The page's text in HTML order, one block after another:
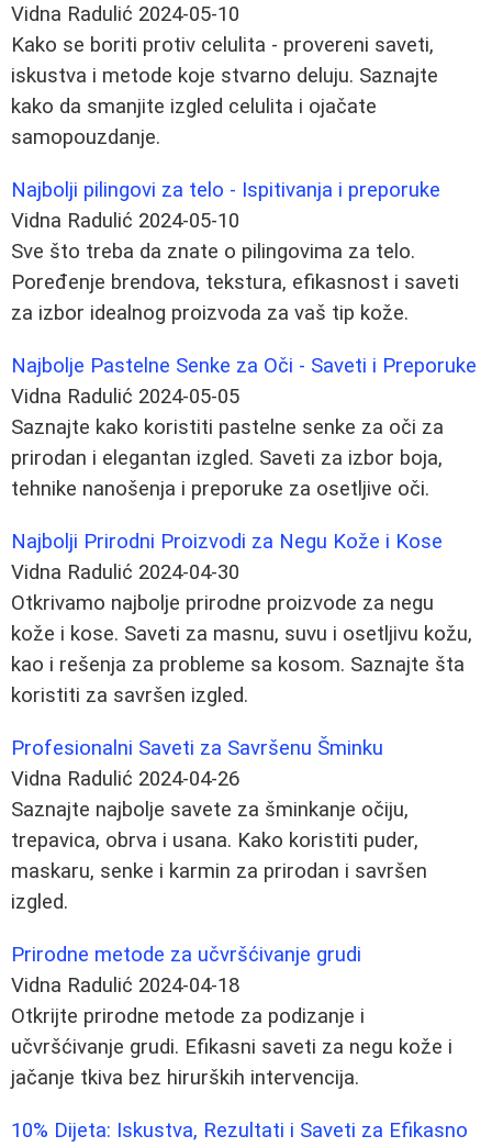
Vidna Radulić 2024-05-10
Kako se boriti protiv celulita - provereni saveti,
iskustva i metode koje stvarno deluju. Saznajte
kako da smanjite izgled celulita i ojačate
samopouzdanje.
Najbolji pilingovi za telo - Ispitivanja i preporuke
Vidna Radulić 2024-05-10
Sve što treba da znate o pilingovima za telo.
Poređenje brendova, tekstura, efikasnost i saveti
za izbor idealnog proizvoda za vaš tip kože.
Najbolje Pastelne Senke za Oči - Saveti i Preporuke
Vidna Radulić 2024-05-05
Saznajte kako koristiti pastelne senke za oči za
prirodan i elegantan izgled. Saveti za izbor boja,
tehnike nanošenja i preporuke za osetljive oči.
Najbolji Prirodni Proizvodi za Negu Kože i Kose
Vidna Radulić 2024-04-30
Otkrivamo najbolje prirodne proizvode za negu
kože i kose. Saveti za masnu, suvu i osetljivu kožu,
kao i rešenja za probleme sa kosom. Saznajte šta
koristiti za savršen izgled.
Profesionalni Saveti za Savršenu Šminku
Vidna Radulić 2024-04-26
Saznajte najbolje savete za šminkanje očiju,
trepavica, obrva i usana. Kako koristiti puder,
maskaru, senke i karmin za prirodan i savršen
izgled.
Prirodne metode za učvršćivanje grudi
Vidna Radulić 2024-04-18
Otkrijte prirodne metode za podizanje i
učvršćivanje grudi. Efikasni saveti za negu kože i
jačanje tkiva bez hirurških intervencija.
10% Dijeta: Iskustva, Rezultati i Saveti za Efikasno